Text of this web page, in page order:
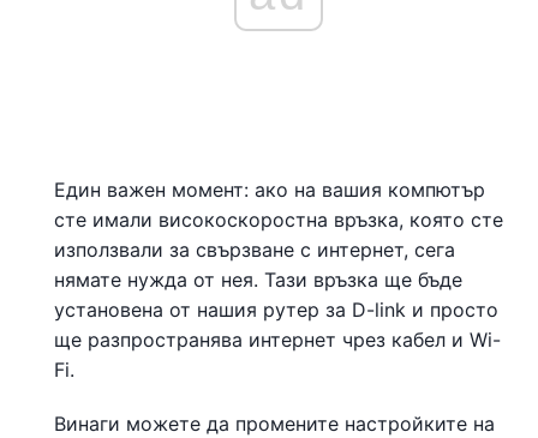
Един важен момент: ако на вашия компютър
сте имали високоскоростна връзка, която сте
използвали за свързване с интернет, сега
нямате нужда от нея. Тази връзка ще бъде
установена от нашия рутер за D-link и просто
ще разпространява интернет чрез кабел и Wi-
Fi.
Винаги можете да промените настройките на